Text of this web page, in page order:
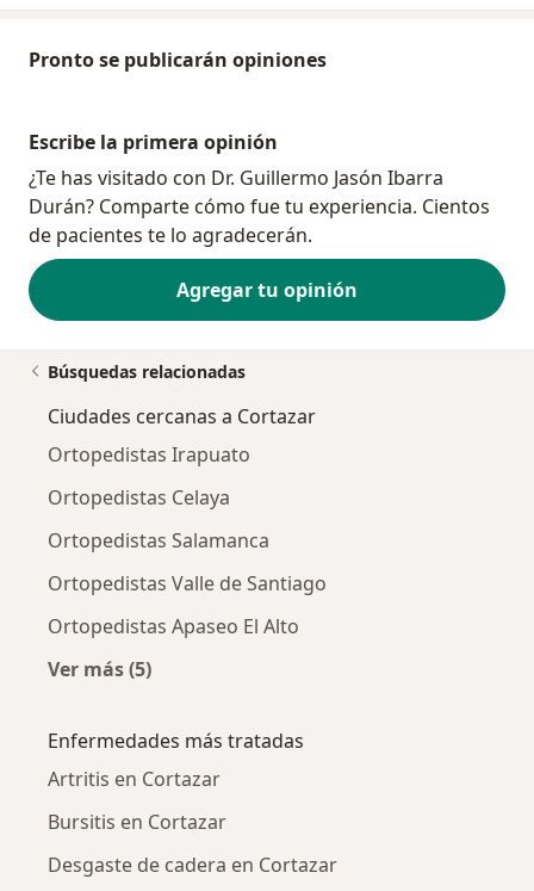
Pronto se publicarán opiniones
Escribe la primera opinión
¿Te has visitado con Dr. Guillermo Jasón Ibarra
Durán? Comparte cómo fue tu experiencia. Cientos
de pacientes te lo agradecerán.
Agregar tu opinión
Búsquedas relacionadas
Ciudades cercanas a Cortazar
Ortopedistas Irapuato
Ortopedistas Celaya
Ortopedistas Salamanca
Ortopedistas Valle de Santiago
Ortopedistas Apaseo El Alto
Ver más (5)
Enfermedades más tratadas
Artritis en Cortazar
Bursitis en Cortazar
Desgaste de cadera en Cortazar